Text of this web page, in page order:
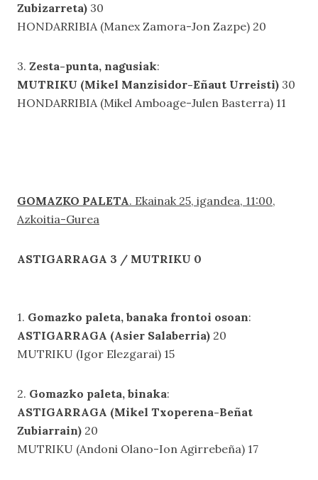
Zubizarreta) 30
HONDARRIBIA (Manex Zamora-Jon Zazpe) 20
3. Zesta-punta, nagusiak:
MUTRIKU (Mikel Manzisidor-Eñaut Urreisti) 30
HONDARRIBIA (Mikel Amboage-Julen Basterra) 11
GOMAZKO PALETA. Ekainak 25, igandea, 11:00,
Azkoitia-Gurea
ASTIGARRAGA 3 / MUTRIKU 0
1. Gomazko paleta, banaka frontoi osoan:
ASTIGARRAGA (Asier Salaberria) 20
MUTRIKU (Igor Elezgarai) 15
2. Gomazko paleta, binaka:
ASTIGARRAGA (Mikel Txoperena-Beñat
Zubiarrain) 20
MUTRIKU (Andoni Olano-Ion Agirrebeña) 17